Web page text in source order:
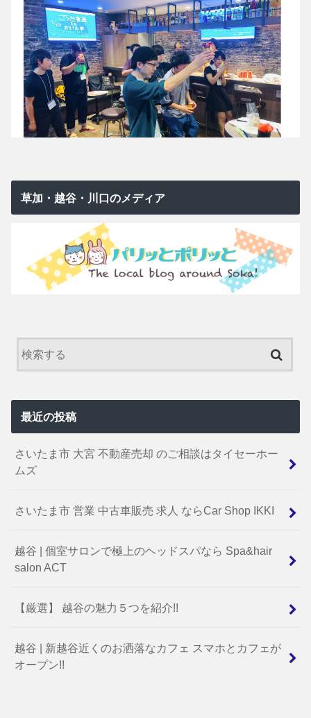
草加・越谷・川口のメディア
最近の投稿
さいたま市 大宮 不動産売却 のご相談はタイセーホー
ムズ
さいたま市 営業 中古車販売 求人 ならCar Shop IKKI
越谷 | 個室サロンで極上のヘッドスパなら Spa&hair
salon ACT
【厳選】 越谷の魅力５つを紹介!!
越谷 | 新越谷近くのお洒落なカフェ スマホとカフェが
オープン!!